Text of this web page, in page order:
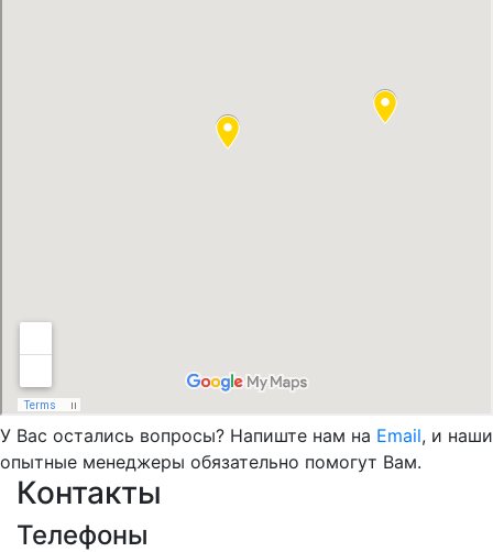
У Вас остались вопросы? Напиште нам на Email, и наши
опытные менеджеры обязательно помогут Вам.
Контакты
Телефоны